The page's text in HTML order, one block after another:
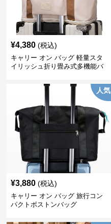
¥4,380 (税込)
キャリー オン バッグ 軽量スタ
イリッシュ折り畳み式多機能バ
人気
¥3,880 (税込)
キャリー オン バッグ 旅行コン
パクトボストンバッグ